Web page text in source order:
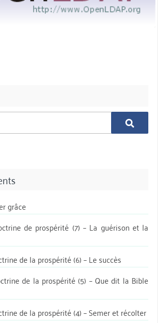
Chercher
grâce
de prospérité (7) – La guérison et la
de la prospérité (6) – Le succès
de la prospérité (5) – Que dit la Bible
de la prospérité (4) – Semer et récolter